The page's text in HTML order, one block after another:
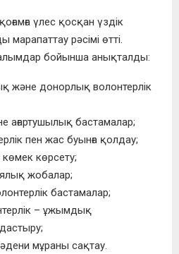
үлес қосқан үздік
марапаттау рәсімі өтті.
бойынша анықталды:
және донорлық волонтерлік
ағартушылық бастамалар;
пен жас буынға қолдау;
көмек көрсету;
жобалар;
бастамалар;
– ұжымдық
мұраны сақтау.